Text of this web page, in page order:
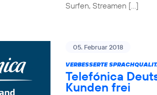
Surfen, Streamen […]
05. Februar 2018
VERBESSERTE
Telefónica
Kunden frei